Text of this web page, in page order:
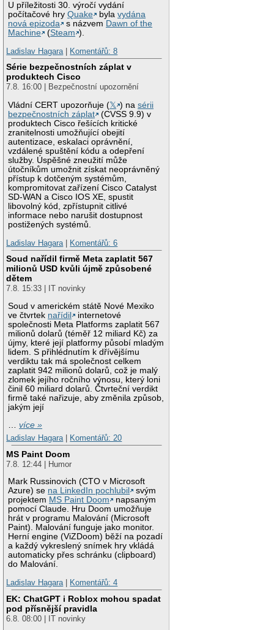
U příležitosti 30. výročí vydání
počítačové hryQuake bylavydána
nová epizoda
s názvem Dawn of the
Machine
(Steam ).
Ladislav Hagara | Komentářů: 8
Série bezpečnostních záplat v
produktech Cisco
7.8. 16:00 | Bezpečnostní upozornění
Vládní CERT upozorňuje (𝕏 ) nasérii
bezpečnostních záplat
(CVSS 9.9) v
produktech Cisco řešících kritické
zranitelnosti umožňující obejití
autentizace, eskalaci oprávnění,
vzdálené spuštění kódu a odepření
služby. Úspěšné zneužití může
útočníkům umožnit získat neoprávněný
přístup k dotčeným systémům,
kompromitovat zařízení Cisco Catalyst
SD-WAN a Cisco IOS XE, spustit
libovolný kód, zpřístupnit citlivé
informace nebo narušit dostupnost
postižených systémů.
Ladislav Hagara | Komentářů: 6
Soud nařídil firmě Meta zaplatit 567
milionů USD kvůli újmě způsobené
dětem
7.8. 15:33 | IT novinky
Soud v americkém státě Nové Mexiko
ve čtvrtek nařídil
internetové
společnosti Meta Platforms zaplatit 567
milionů dolarů (téměř 12 miliard Kč) za
újmy, které její platformy působí mladým
lidem. S přihlédnutím k dřívějšímu
verdiktu tak má společnost celkem
zaplatit 942 milionů dolarů, což je malý
zlomek jejího ročního výnosu, který loni
činil 60 miliard dolarů. Čtvrteční verdikt
firmě také nařizuje, aby změnila způsob,
jakým její
…více »
Ladislav Hagara| Komentářů: 20
MS Paint Doom
7.8. 12:44 | Humor
Mark Russinovich (CTO v Microsoft
Azure) se na LinkedIn pochlubil
svým
projektem MS Paint Doom
napsaným
pomocí Claude. Hru Doom umožňuje
hrát v programu Malování (Microsoft
Paint). Malování funguje jako monitor.
Herní engine (ViZDoom) běží na pozadí
a každý vykreslený snímek hry vkládá
automaticky přes schránku (clipboard)
do Malování.
Ladislav Hagara| Komentářů: 4
EK: ChatGPT i Roblox mohou spadat
pod přísnější pravidla
6.8. 08:00 | IT novinky